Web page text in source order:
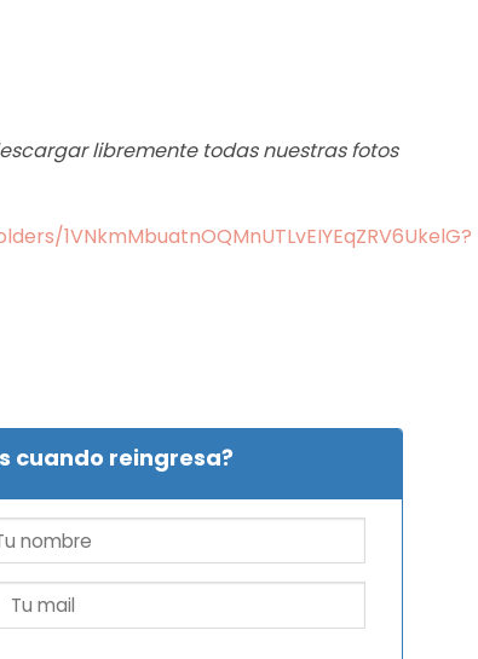
libremente todas nuestras fotos
1VNkmMbuatnOQMnUTLvEIYEqZRV6UkelG?
cuando reingresa?